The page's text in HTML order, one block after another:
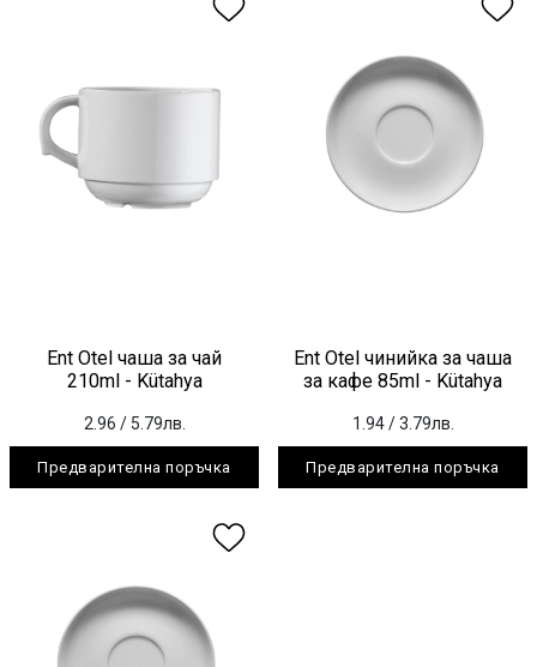
Ent Otel чаша за чай
210ml - Kütahya
2.96 / 5.79лв.
Предварителна поръчка
Ent Otel чинийка за чаша
за кафе 85ml - Kütahya
1.94 / 3.79лв.
Предварителна поръчка